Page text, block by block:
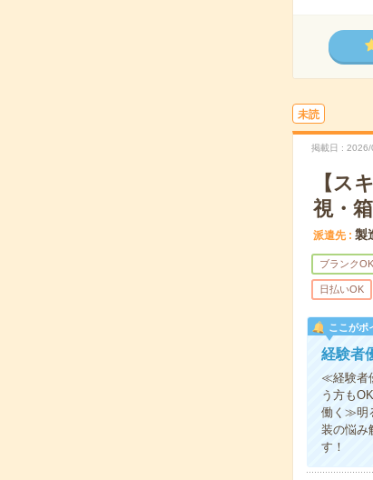
未読
掲載日 2026/
【ス
視・
派遣先 製
ブランクOK
日払いOK
ここがポ
経験者
≪経験者
う方も
働く≫明
装の悩み
す！